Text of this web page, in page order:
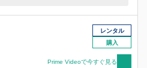
いたいと願い、毎週月曜日、記憶が
るたびに、香織に会いに行く祐樹。
記を始めて、少しずつ距離を縮めて
そんなある日、香織の過去を知るまゆ
の九条が現れて―。
レンタル
購入
Prime Videoで今すぐ見る